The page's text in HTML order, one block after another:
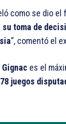
como se dio el
toma de
“, comentó el
es el
juegos